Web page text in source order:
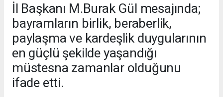
İl Başkanı M.Burak Gül mesajında;
bayramların birlik, beraberlik,
paylaşma ve kardeşlik duygularının
en güçlü şekilde yaşandığı
müstesna zamanlar olduğunu
ifade etti.